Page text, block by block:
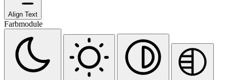
Align Text
Farbmodule